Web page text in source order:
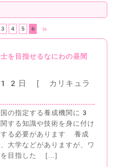
3 4 5 6 »
を目指せるなにわの昼間
日
[ カリキュラ
の指定する養成機関に3
する知識や技術を身に付け
する必要があります 養成
大学などがありますが、ワ
を目指した […]